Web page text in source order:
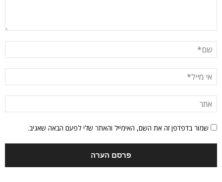
שמור בדפדפן זה את השם, האימייל והאתר שלי לפעם הבאה שאגיב.